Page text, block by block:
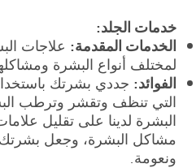
خدمات الجلد:
الخدمات المقدمة: علاجات
لمختلف أنواع البشرة
الفوائد: جددي بشرتك
التي تنظف وتقشر وترطب
البشرة لدينا على تقليل
مشاكل البشرة، وجعل بشرتك
ونعومة.